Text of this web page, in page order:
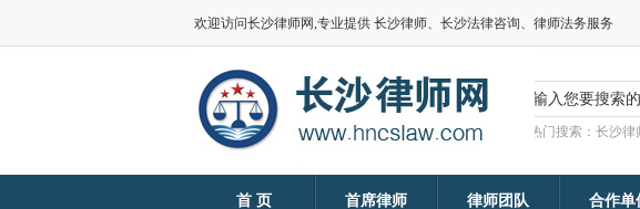
欢迎访问长沙律师网,专业提供 长沙律师、长沙法律咨询、律师法务服务
热门搜索：长沙
首 页 首席律师 律师团队 合作单